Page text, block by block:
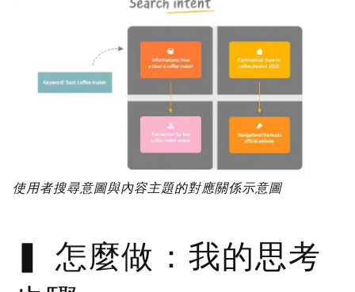
使用者搜尋意圖與內容主題的對應關係示意圖
怎麼做：我的思考